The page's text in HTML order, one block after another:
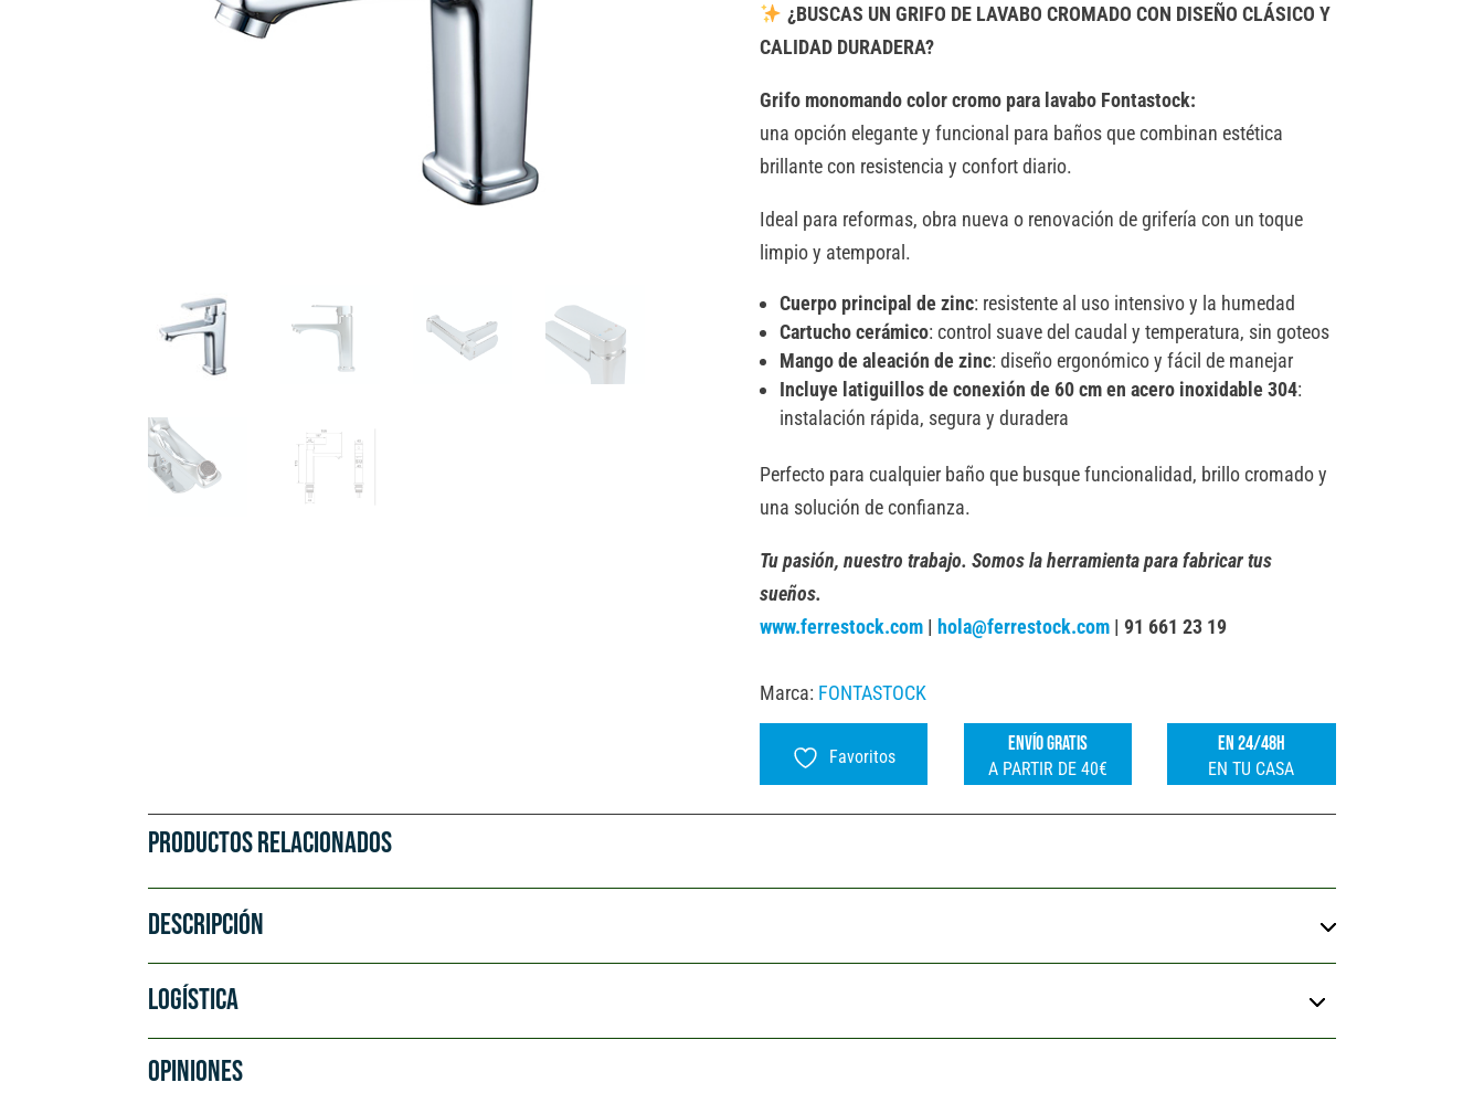
FNK
¿BUSCAS UN GRIFO DE LAVABO CROMADO CON DISEÑO CLÁSICO Y
CALIDAD DURADERA?
Grifo monomando color cromo para lavabo Fontastock:
una opción elegante y funcional para baños que combinan estética
brillante con resistencia y confort diario.
Ideal para reformas, obra nueva o renovación de grifería con un toque
limpio y atemporal.
Cuerpo principal de zinc: resistente al uso intensivo y la humedad
Cartucho cerámico: control suave del caudal y temperatura, sin goteos
Mango de aleación de zinc: diseño ergonómico y fácil de manejar
Incluye latiguillos de conexión de 60 cm en acero inoxidable 304:
instalación rápida, segura y duradera
Perfecto para cualquier baño que busque funcionalidad, brillo cromado y
una solución de confianza.
Tu pasión, nuestro trabajo. Somos la herramienta para fabricar tus
sueños.
www.ferrestock.com | hola@ferrestock.com | 91 661 23 19
Marca: FONTASTOCK
Favoritos
ENVÍO GRATIS
A PARTIR DE 40€
EN 24/48H
EN TU CASA
PRODUCTOS RELACIONADOS
DESCRIPCIÓN
LOGÍSTICA
OPINIONES